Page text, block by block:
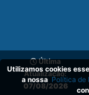
Última
Atualização:
07/08/2026
Utilizamos cookies
a nossaPolítica de